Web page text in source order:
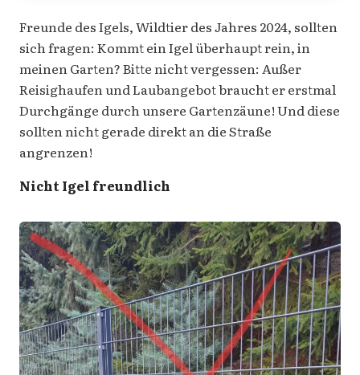
Freunde des Igels, Wildtier des Jahres 2024, sollten
sich fragen: Kommt ein Igel überhaupt rein, in
meinen Garten? Bitte nicht vergessen: Außer
Reisighaufen und Laubangebot braucht er erstmal
Durchgänge durch unsere Gartenzäune! Und diese
sollten nicht gerade direkt an die Straße
angrenzen!
Nicht Igel freundlich